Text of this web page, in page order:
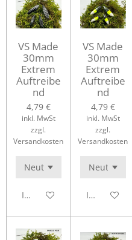
VS Made
30mm
Extrem
Auftreibe
nd
4,79 €
inkl. MwSt
zzgl.
Versandkosten
In den Warenkorb
VS Made
30mm
Extrem
Auftreibe
nd
4,79 €
inkl. MwSt
zzgl.
Versandkosten
In den